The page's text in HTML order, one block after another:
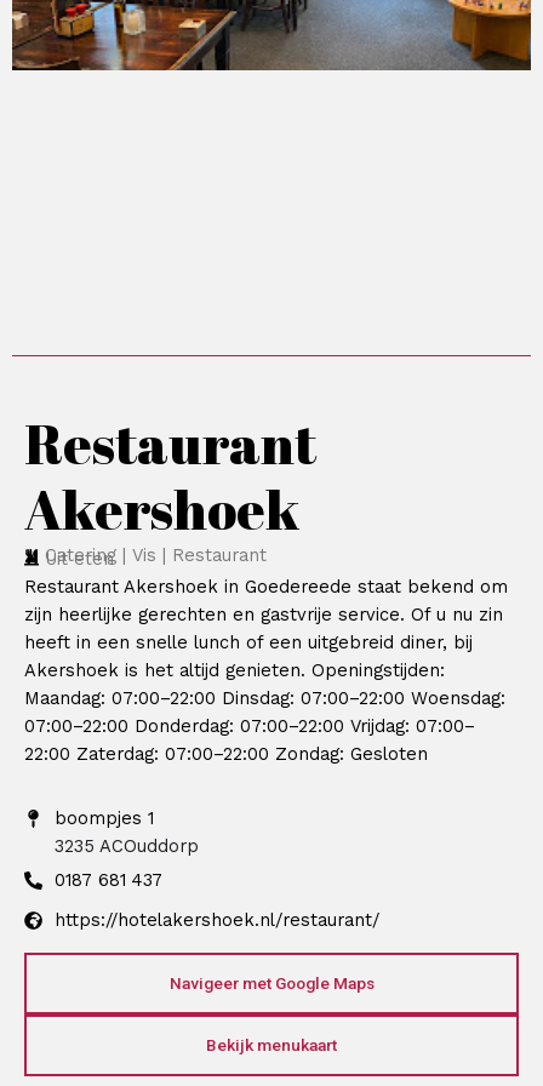
Restaurant
Akershoek
Catering | Vis | Restaurant
Uit eten
Restaurant Akershoek in Goedereede staat bekend om
zijn heerlijke gerechten en gastvrije service. Of u nu zin
heeft in een snelle lunch of een uitgebreid diner, bij
Akershoek is het altijd genieten. Openingstijden:
Maandag: 07:00–22:00 Dinsdag: 07:00–22:00 Woensdag:
07:00–22:00 Donderdag: 07:00–22:00 Vrijdag: 07:00–
22:00 Zaterdag: 07:00–22:00 Zondag: Gesloten
boompjes 1
3235 ACOuddorp
0187 681 437
https://hotelakershoek.nl/restaurant/
Navigeer met Google Maps
Bekijk menukaart